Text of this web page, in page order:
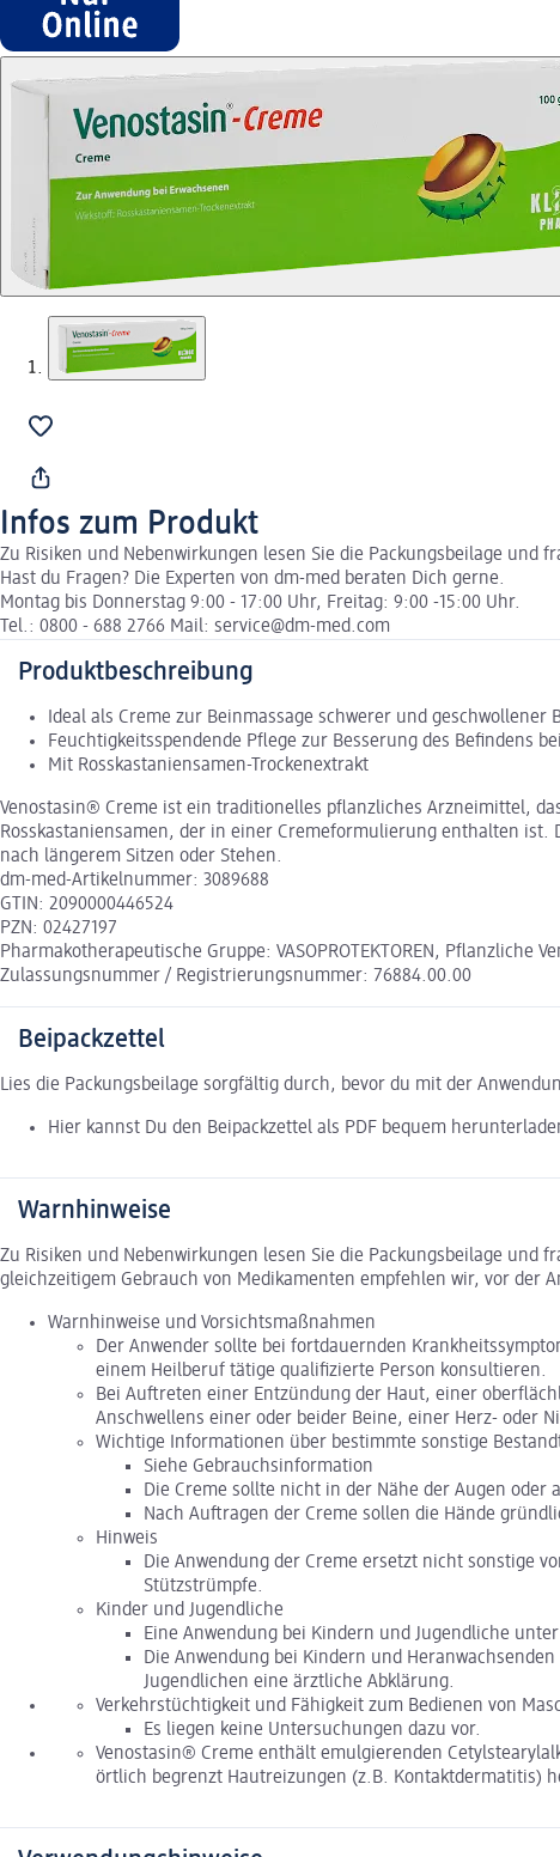
Infos zum Produkt
Zu Risiken und Nebenwirkungen lesen Sie die Packungsbeilage und
Hast du Fragen? Die Experten von dm-med beraten Dich gerne.
Montag bis Donnerstag 9:00 - 17:00 Uhr, Freitag: 9:00 -15:00 Uhr.
Tel.: 0800 - 688 2766 Mail: service@dm-med.com
Produktbeschreibung
Ideal als Creme zur Beinmassage schwerer und geschwollener
Feuchtigkeitsspendende Pflege zur Besserung des Befindens
Mit Rosskastaniensamen-Trockenextrakt
Venostasin® Creme ist ein traditionelles pflanzliches Arzneimittel,
Rosskastaniensamen, der in einer Cremeformulierung enthalten ist.
nach längerem Sitzen oder Stehen.
dm-med-Artikelnummer: 3089688
GTIN: 2090000446524
PZN: 02427197
Pharmakotherapeutische Gruppe: VASOPROTEKTOREN, Pflanzliche
Zulassungsnummer / Registrierungsnummer: 76884.00.00
Beipackzettel
Lies die Packungsbeilage sorgfältig durch, bevor du mit der
Hier kannst Du den Beipackzettel als PDF bequem
Warnhinweise
Zu Risiken und Nebenwirkungen lesen Sie die Packungsbeilage
gleichzeitigem Gebrauch von Medikamenten empfehlen wir, vor der
Warnhinweise und Vorsichtsmaßnahmen
Der Anwender sollte bei fortdauernden
einem Heilberuf tätige qualifizierte Person konsultieren.
Bei Auftreten einer Entzündung der Haut, einer
Anschwellens einer oder beider Beine, einer Herz- oder
Wichtige Informationen über bestimmte sonstige
Siehe Gebrauchsinformation
Die Creme sollte nicht in der Nähe der Augen oder
Nach Auftragen der Creme sollen die Hände
Hinweis
Die Anwendung der Creme ersetzt nicht sonstige
Stützstrümpfe.
Kinder und Jugendliche
Eine Anwendung bei Kindern und Jugendliche
Die Anwendung bei Kindern und
Jugendlichen eine ärztliche Abklärung.
Verkehrstüchtigkeit und Fähigkeit zum Bedienen von
Es liegen keine Untersuchungen dazu vor.
Venostasin® Creme enthält emulgierenden
örtlich begrenzt Hautreizungen (z.B. Kontaktdermatitis)